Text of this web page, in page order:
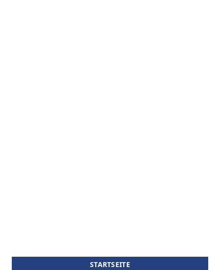
STARTSEITE